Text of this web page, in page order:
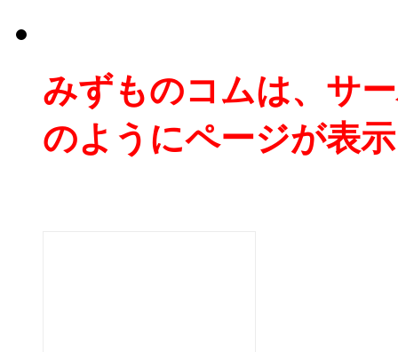
みずものコムは、サ
のようにページが表